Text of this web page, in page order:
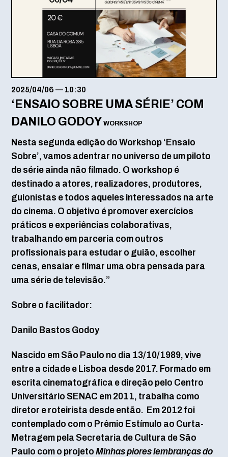
2025/04/06 — 10:30
‘ENSAIO SOBRE UMA SÉRIE’ COM
DANILO GODOY WORKSHOP
Nesta segunda edição do Workshop ‘Ensaio
Sobre’, vamos adentrar no universo de um piloto
de série ainda não filmado. O workshop é
destinado a atores, realizadores, produtores,
guionistas e todos aqueles interessados na arte
do cinema. O objetivo é promover exercícios
práticos e experiências colaborativas,
trabalhando em parceria com outros
profissionais para estudar o guião, escolher
cenas, ensaiar e filmar uma obra pensada para
uma série de televisão.”
Sobre o facilitador:
Danilo Bastos Godoy
Nascido em São Paulo no dia 13/10/1989, vive
entre a cidade e Lisboa desde 2017. Formado em
escrita cinematográfica e direção pelo Centro
Universitário SENAC em 2011, trabalha como
diretor e roteirista desde então. Em 2012 foi
contemplado com o Prêmio Estímulo ao Curta-
Metragem pela Secretaria de Cultura de São
Paulo com o projetoMinhas piores lembranças do